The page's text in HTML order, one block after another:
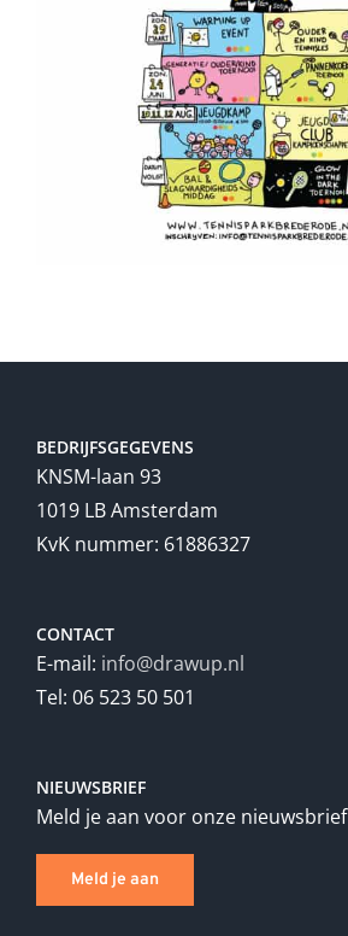
BEDRIJFSGEGEVENS
KNSM-laan 93
1019 LB Amsterdam
KvK nummer: 61886327
CONTACT
E-mail: info@drawup.nl
Tel: 06 523 50 501
NIEUWSBRIEF
Meld je aan voor onze nieuwsbrief
Meld je aan